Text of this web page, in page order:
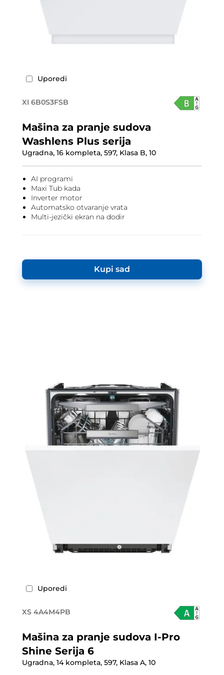
Uporedi
XI 6B0S3FSB
Mašina za pranje sudova
Washlens Plus serija
Ugradna, 16 kompleta, 597, Klasa B, 10
AI programi
Maxi Tub kada
Inverter motor
Automatsko otvaranje vrata
Multi-jezički ekran na dodir
Kupi sad
Uporedi
XS 4A4M4PB
Mašina za pranje sudova I-Pro
Shine Serija 6
Ugradna, 14 kompleta, 597, Klasa A, 10